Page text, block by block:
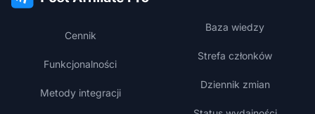
Cennik
Funkcjonalności
Metody integracji
Baza wiedzy
Strefa członków
Dziennik zmian